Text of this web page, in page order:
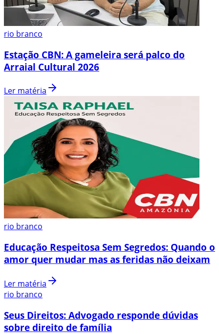
rio branco
Estação CBN: A gameleira será palco do
Arraial Cultural 2026
Ler matéria
rio branco
Educação Respeitosa Sem Segredos: Quando o
amor quer mudar mas as feridas não deixam
Ler matéria
rio branco
Seus Direitos: Advogado responde dúvidas
sobre direito de família